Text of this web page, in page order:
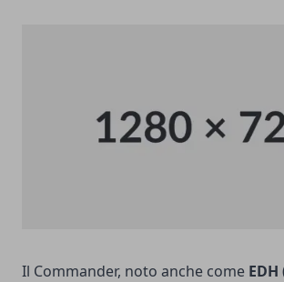
Il Commander, noto anche come